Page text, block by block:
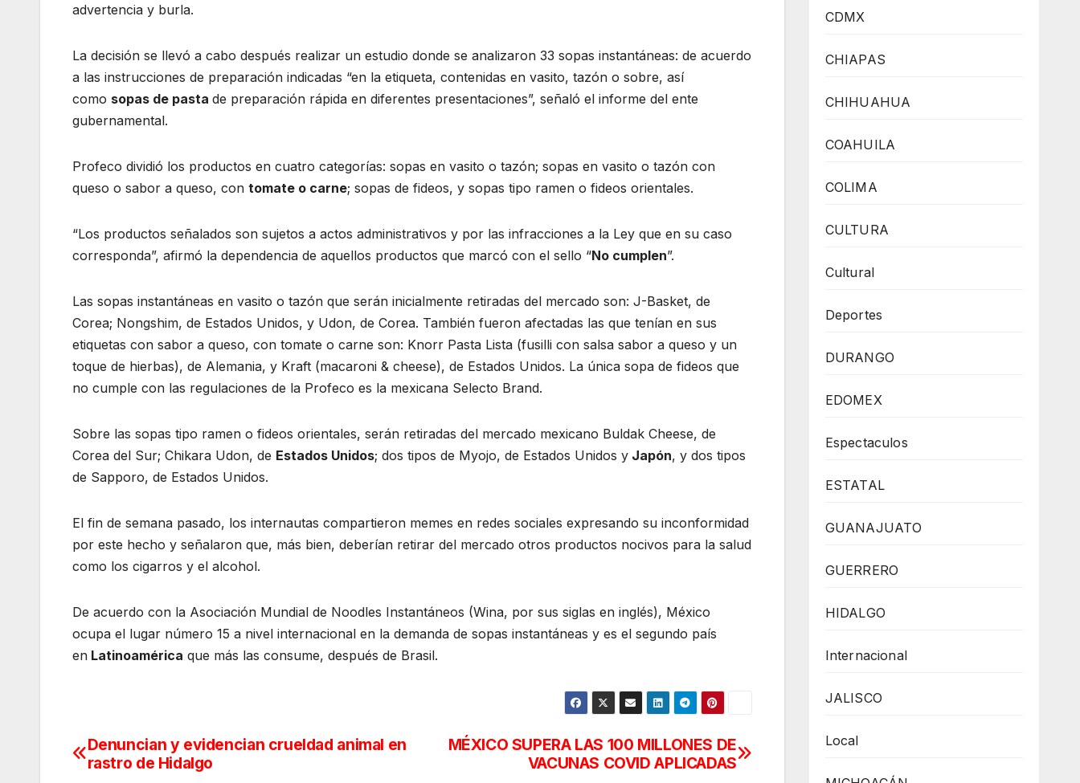
advertencia y burla.
La decisión se llevó a cabo después realizar un estudio donde se analizaron 33 sopas instantáneas: de acuerdo
a las instrucciones de preparación indicadas “en la etiqueta, contenidas en vasito, tazón o sobre, así
como sopas de pasta de preparación rápida en diferentes presentaciones”, señaló el informe del ente
gubernamental.
Profeco dividió los productos en cuatro categorías: sopas en vasito o tazón; sopas en vasito o tazón con
queso o sabor a queso, con tomate o carne; sopas de fideos, y sopas tipo ramen o fideos orientales.
“Los productos señalados son sujetos a actos administrativos y por las infracciones a la Ley que en su caso
corresponda”, afirmó la dependencia de aquellos productos que marcó con el sello “No cumplen”.
Las sopas instantáneas en vasito o tazón que serán inicialmente retiradas del mercado son: J-Basket, de
Corea; Nongshim, de Estados Unidos, y Udon, de Corea. También fueron afectadas las que tenían en sus
etiquetas con sabor a queso, con tomate o carne son: Knorr Pasta Lista (fusilli con salsa sabor a queso y un
toque de hierbas), de Alemania, y Kraft (macaroni & cheese), de Estados Unidos. La única sopa de fideos que
no cumple con las regulaciones de la Profeco es la mexicana Selecto Brand.
Sobre las sopas tipo ramen o fideos orientales, serán retiradas del mercado mexicano Buldak Cheese, de
Corea del Sur; Chikara Udon, de Estados Unidos; dos tipos de Myojo, de Estados Unidos y Japón, y dos tipos
de Sapporo, de Estados Unidos.
El fin de semana pasado, los internautas compartieron memes en redes sociales expresando su inconformidad
por este hecho y señalaron que, más bien, deberían retirar del mercado otros productos nocivos para la salud
como los cigarros y el alcohol.
De acuerdo con la Asociación Mundial de Noodles Instantáneos (Wina, por sus siglas en inglés), México
ocupa el lugar número 15 a nivel internacional en la demanda de sopas instantáneas y es el segundo país
en Latinoamérica que más las consume, después de Brasil.
Navegación
MÉXICO SUPERA LAS 100 MILLONES DE
VACUNAS COVID APLICADAS
Denuncian y evidencian crueldad animal en
rastro de Hidalgo
CDMX
CHIAPAS
CHIHUAHUA
COAHUILA
COLIMA
CULTURA
Cultural
Deportes
DURANGO
EDOMEX
Espectaculos
ESTATAL
GUANAJUATO
GUERRERO
HIDALGO
Internacional
JALISCO
Local